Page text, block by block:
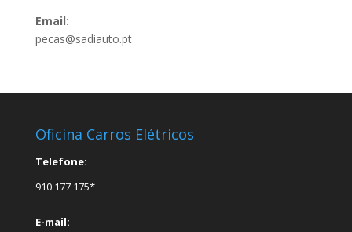
Email:
pecas@sadiauto.pt
Oficina Carros Elétricos
Telefone:
910 177 175*
E-mail: